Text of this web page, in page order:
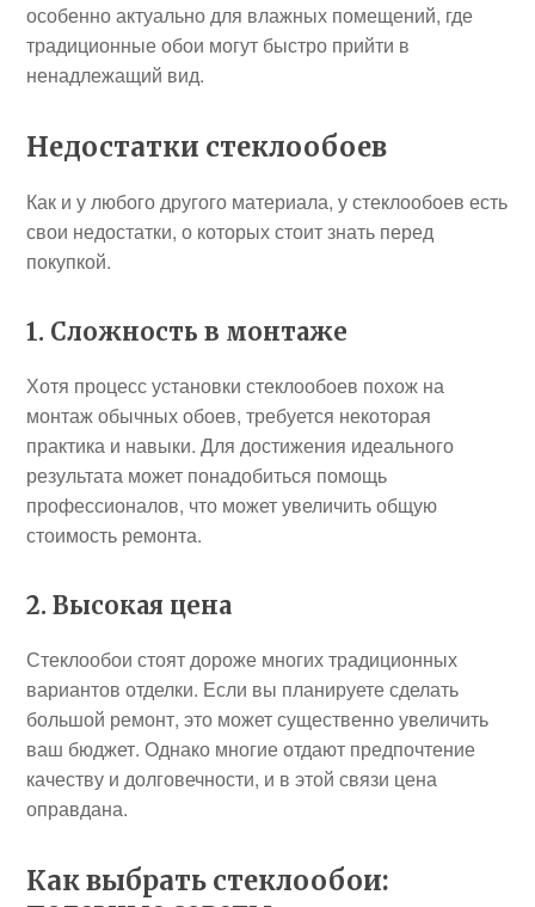
особенно актуально для влажных помещений, где
традиционные обои могут быстро прийти в
ненадлежащий вид.
Недостатки стеклообоев
Как и у любого другого материала, у стеклообоев есть
свои недостатки, о которых стоит знать перед
покупкой.
1. Сложность в монтаже
Хотя процесс установки стеклообоев похож на
монтаж обычных обоев, требуется некоторая
практика и навыки. Для достижения идеального
результата может понадобиться помощь
профессионалов, что может увеличить общую
стоимость ремонта.
2. Высокая цена
Стеклообои стоят дороже многих традиционных
вариантов отделки. Если вы планируете сделать
большой ремонт, это может существенно увеличить
ваш бюджет. Однако многие отдают предпочтение
качеству и долговечности, и в этой связи цена
оправдана.
Как выбрать стеклообои: